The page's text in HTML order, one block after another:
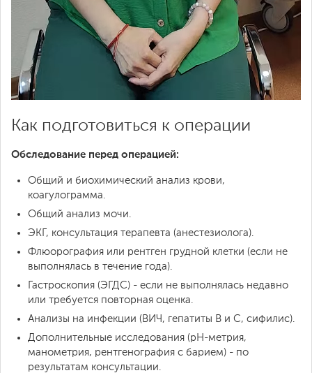
Как подготовиться к операции
Обследование перед операцией:
Общий и биохимический анализ крови,
коагулограмма.
Общий анализ мочи.
ЭКГ, консультация терапевта (анестезиолога).
Флюорография или рентген грудной клетки (если не
выполнялась в течение года).
Гастроскопия (ЭГДС) - если не выполнялась недавно
или требуется повторная оценка.
Анализы на инфекции (ВИЧ, гепатиты B и C, сифилис).
Дополнительные исследования (pH-метрия,
манометрия, рентгенография с барием) - по
результатам консультации.